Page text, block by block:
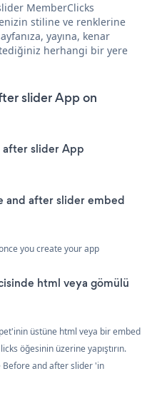
MemberClicks
stiline ve renklerine
yayına, kenar
herhangi bir yere
slider App on
after slider App
and after slider embed
you create your app
html veya gömülü
üstüne html veya bir embed
öğesinin üzerine yapıştırın.
Before and after slider 'in